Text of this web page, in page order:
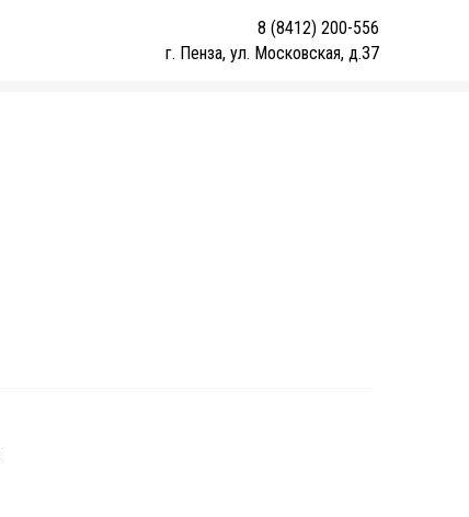
8 (8412) 200-556
г. Пенза, ул. Московская, д.37